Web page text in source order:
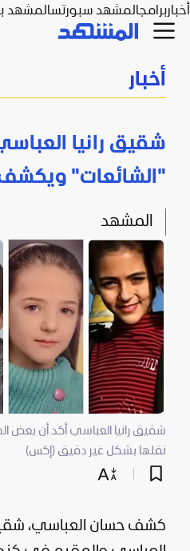
أخباربرامجالمشهد سبورتسالمشهد
أخبار
شقيق رانيا
"الشائعات"
المشهد
شقيق رانيا العباسي أكد أن بعض
نقلها بشكل غير دقيق (إكس)
كشف حسان العباسي، شقيق